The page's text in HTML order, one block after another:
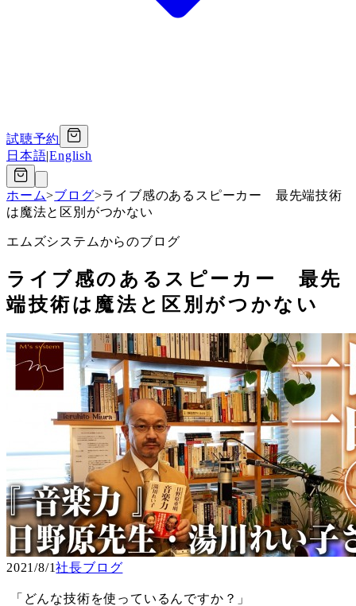
試聴予約
日本語|English
ホーム>ブログ>ライブ感のあるスピーカー 最先端技術
は魔法と区別がつかない
エムズシステムからのブログ
ライブ感のあるスピーカー 最先
端技術は魔法と区別がつかない
2021/8/1社長ブログ
「どんな技術を使っているんですか？」